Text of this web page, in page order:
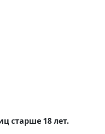
старше 18 лет.